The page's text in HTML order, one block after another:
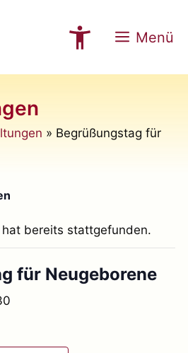
Menü
» Begrüßungstag für
bereits stattgefunden.
für Neugeborene